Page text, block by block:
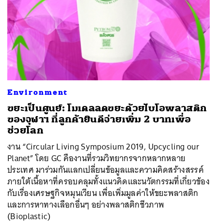
Environment
ขยะเป็นศูนย์: โมเดลลดขยะด้วยไบโอพลาสติก
ของจุฬาฯ ที่ลูกค้ายินดีจ่ายเพิ่ม 2 บาทเพื่อ
ช่วยโลก
งาน “Circular Living Symposium 2019, Upcycling our
Planet” โดย GC คืองานที่รวมวิทยากรจากหลากหลาย
ประเทศ มาร่วมกันแลกเปลี่ยนข้อมูลและความคิดสร้างสรรค์
ภายใต้เนื้อหาที่ครอบคลุมทั้งแนวคิดและนวัตกรรมที่เกี่ยวข้อง
กับเรื่องเศรษฐกิจหมุนเวียน เพื่อเพิ่มมูลค่าให้ขยะพลาสติก
และการหาทางเลือกอื่นๆ อย่างพลาสติกชีวภาพ
(Bioplastic)